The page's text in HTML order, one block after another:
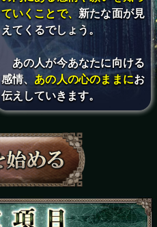
ていくことで、 新たな面が見
えてくるでしょう。
あの人が今あなたに向ける
感情、あの人の心のままにお
伝えしていきます。